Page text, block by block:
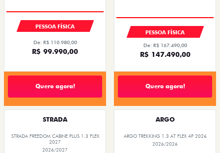
PESSOA FÍSICA
De: R$ 110.980,00
R$ 99.990,00
Quero agora!
PESSOA FÍSICA
De: R$ 167.490,00
R$ 147.490,00
Quero agora!
STRADA
STRADA FREEDOM CABINE PLUS 1.3 FLEX
2027
2026/2027
ARGO
ARGO TREKKING 1.3 AT FLEX 4P 2026
2026/2026